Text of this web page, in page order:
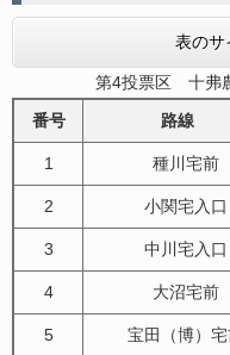
表のサ
第4投票区 十弗
番号
路線
1 種川宅前
2 小関宅入口
3 中川宅入口
4 大沼宅前
5 宝田（博）